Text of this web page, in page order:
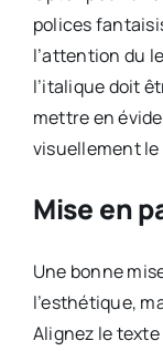
polices
l’attention du
l’italique doit
mettre en
visuellement le
Mise en
Une bonne
l’esthétique,
Alignez le